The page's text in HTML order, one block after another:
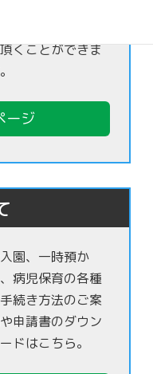
くことができま
ージ
園、一時預か
病児保育の各種
続き方法のご案
申請書のダウン
ドはこちら。